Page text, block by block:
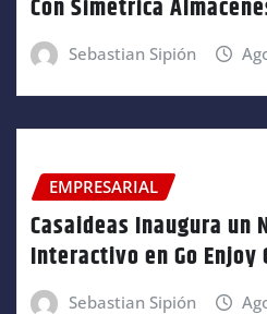
Con Simetrica
Sebastian Sipión
EMPRESARIAL
Casaideas Inaugura un
Interactivo en Go Enjoy
Sebastian Sipión